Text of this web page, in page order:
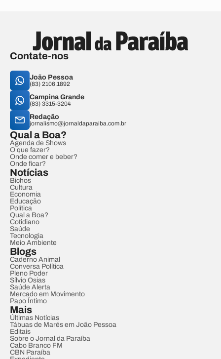
Contate-nos
João Pessoa
(83) 2106.1892
Campina Grande
(83) 3315-3204
Redação
jornalismo@jornaldaparaiba.com.br
Qual a Boa?
Agenda de Shows
O que fazer?
Onde comer e beber?
Onde ficar?
Notícias
Bichos
Cultura
Economia
Educação
Política
Qual a Boa?
Cotidiano
Saúde
Tecnologia
Meio Ambiente
Blogs
Caderno Animal
Conversa Política
Pleno Poder
Sílvio Osias
Saúde Alerta
Mercado em Movimento
Papo Íntimo
Mais
Últimas Notícias
Tábuas de Marés em João Pessoa
Editais
Sobre o Jornal da Paraíba
Cabo Branco FM
CBN Paraíba